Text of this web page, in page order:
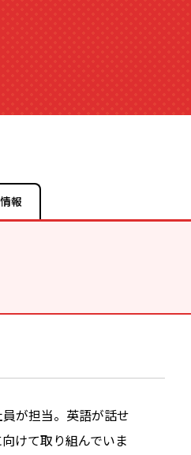
報
が担当。英語が話せ
けて取り組んでいま